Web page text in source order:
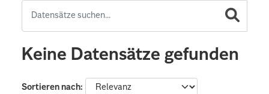
Keine Datensätze gefunden
Sortieren nach